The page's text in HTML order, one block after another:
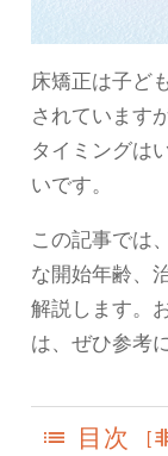
床矯正は子ど
されています
タイミングは
いです。
この記事では
な開始年齢、
解説します。
は、ぜひ参考
目次 [